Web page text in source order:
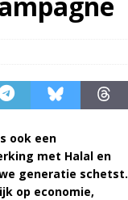
250.000 euro
ook een
met Halal en
generatie schetst.
op economie,